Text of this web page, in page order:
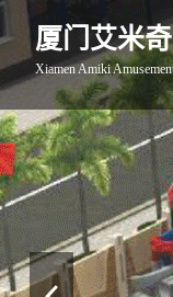
厦门艾米
Xiamen Amiki